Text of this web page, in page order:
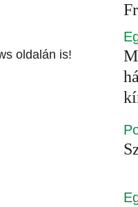
oldalán is!